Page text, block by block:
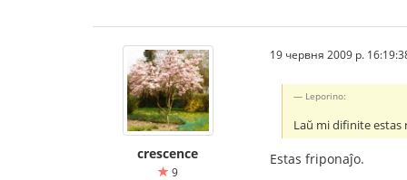
crescence
9
19 червня 2009 р.
Leporino:
Laŭ mi difinite estas
Estas friponaĵo.